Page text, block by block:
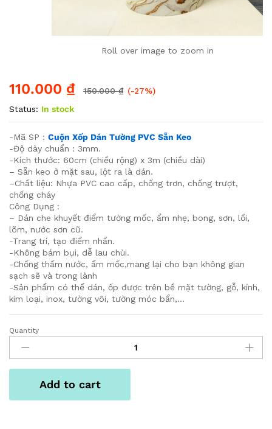
Roll over image to zoom in
110.000 ₫ 150.000₫ (-27%)
Status: In stock
-Mã SP : Cuộn Xốp Dán Tường PVC Sẵn Keo
-Độ dày chuẩn : 3mm.
-Kích thước: 60cm (chiều rộng) x 3m (chiều dài)
– Sẵn keo ở mặt sau, lột ra là dán.
–Chất liệu: Nhựa PVC cao cấp, chống trơn, chống trượt,
chống cháy
Công Dụng :
– ️Dán che khuyết điểm tường mốc, ẩm nhẹ, bong, sơn, lồi,
lõm, nước sơn cũ.
-️Trang trí, tạo điểm nhấn.
️-Không bám bụi, dễ lau chùi.
️-Chống thấm nước, ẩm mốc,mang lại cho bạn không gian
sạch sẽ và trong lành
-️Sản phẩm có thể dán, ốp được trên bề mặt tường, gỗ, kính,
kim loại, inox, tường vôi, tường móc bẩn,…
Xốp
Cuộn
Dán
Tường
Sẵn
Quantity
Add to cart